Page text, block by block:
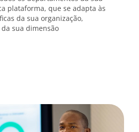
plataforma, que se adapta às
da sua organização,
sua dimensão